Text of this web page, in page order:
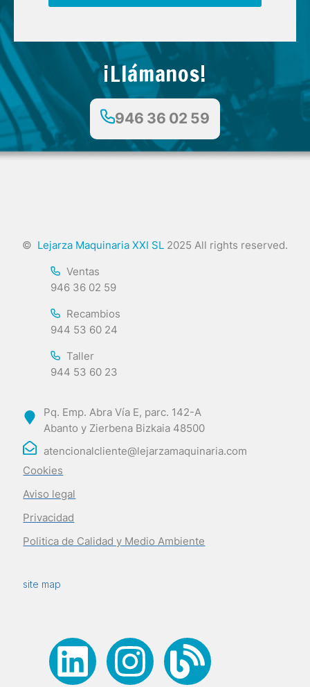
¡Llámanos!
946 36 02 59
© Lejarza Maquinaria XXI SL 2025 All rights reserved.
Ventas
946 36 02 59
Recambios
944 53 60 24
Taller
944 53 60 23
Pq. Emp. Abra Vía E, parc. 142-A
Abanto y Zierbena Bizkaia 48500
atencionalcliente@lejarzamaquinaria.com
Cookies
Aviso legal
Privacidad
Politica de Calidad y Medio Ambiente
site map